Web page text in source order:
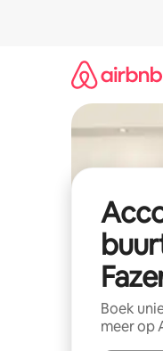
Boek
meer op